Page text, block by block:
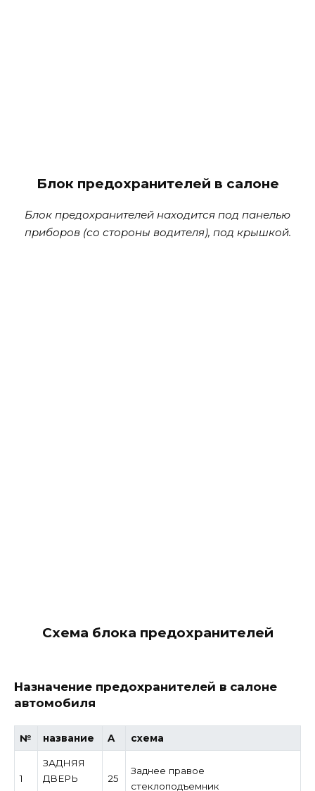
Блок предохранителей в салоне
Блок предохранителей находится под панелью
приборов (со стороны водителя), под крышкой.
Схема блока предохранителей
Назначение предохранителей в салоне
автомобиля
№ название A схема
1
ЗАДНЯЯ
ДВЕРЬ
25
Заднее правое
стеклоподъемник